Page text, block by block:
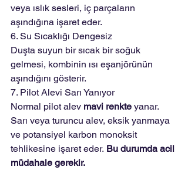
veya ıslık sesleri, iç parçaların
aşındığına işaret eder.
6. Su Sıcaklığı Dengesiz
Duşta suyun bir sıcak bir soğuk
gelmesi, kombinin ısı eşanjörünün
aşındığını gösterir.
7. Pilot Alevi Sarı Yanıyor
Normal pilot alev mavi renkte yanar.
Sarı veya turuncu alev, eksik yanmaya
ve potansiyel karbon monoksit
tehlikesine işaret eder. Bu durumda acil
müdahale gerekir.